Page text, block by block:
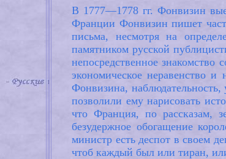
В 1777—1778 гг. Фонвизин
Франции Фонвизин пишет
письма, несмотря на
памятником русской
непосредственное знакомство
экономическое неравенство
Фонвизина,
позволили ему нарисовать
что Франция, по рассказам,
безудержное обогащение
министр есть деспот в своем
чтоб каждый был или тиран,